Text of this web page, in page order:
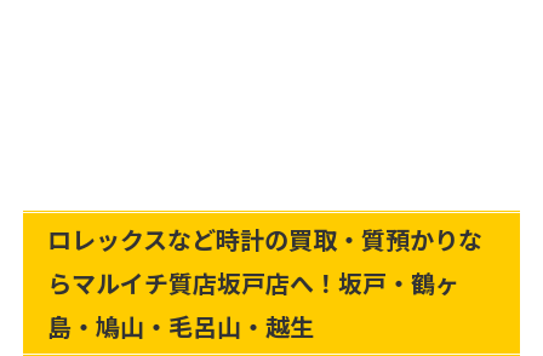
ロレックスなど時計の買取・質預かりな
らマルイチ質店坂戸店へ！坂戸・鶴ヶ
島・鳩山・毛呂山・越生